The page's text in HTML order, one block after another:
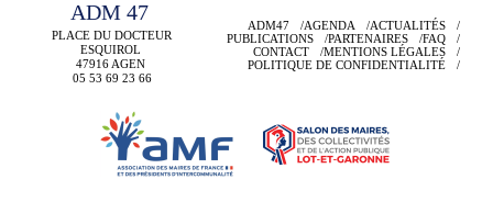
ADM 47
PLACE DU DOCTEUR
ESQUIROL
47916 AGEN
05 53 69 23 66
ADM47 AGENDA
ACTUALITÉS
PUBLICATIONS
PARTENAIRES
FAQ
CONTACT
MENTIONS LÉGALES
POLITIQUE DE CONFIDENTIALITÉ